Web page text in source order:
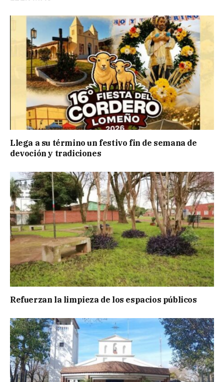
Llega a su término un festivo fin de semana de
devoción y tradiciones
Refuerzan la limpieza de los espacios públicos